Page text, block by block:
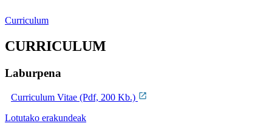
Curriculum
CURRICULUM
Laburpena
Curriculum Vitae (Pdf, 200 Kb.)
Lotutako erakundeak